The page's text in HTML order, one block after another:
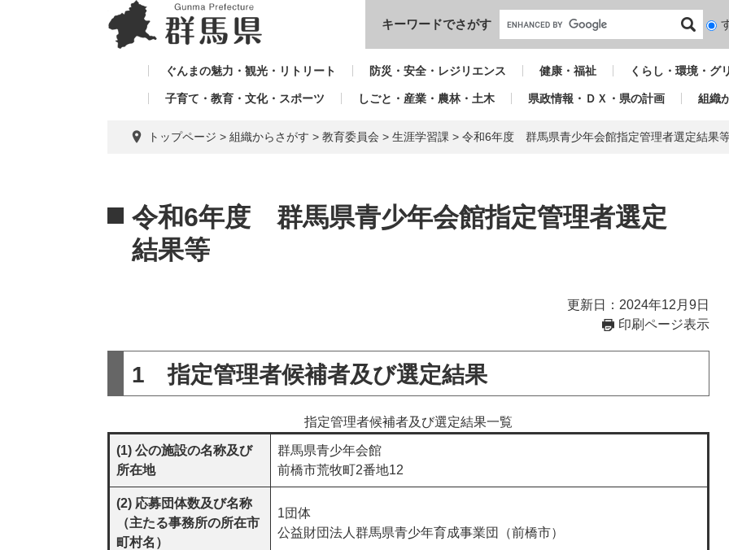
本文へ
キーワードでさがす
検
対
ぐんまの魅力・観光・リトリート 防災・安全・レジリエンス 健康・福祉 くらし・環境・グ
子育て・教育・文化・スポーツ しごと・産業・農林・土木 県政情報・ＤＸ・県の計画 組織
トップページ > 組織からさがす > 教育委員会 > 生涯学習課 > 令和6年度 群馬県青少年会館指定管理者選定結果
文
令和6年度 群馬県青少年会館指定管理者選定
結果等
更新日：2024年12月9日
印刷ページ表示
1 指定管理者候補者及び選定結果
指定管理者候補者及び選定結果一覧
(1) 公の施設の名称及び
所在地
群馬県青少年会館
​前橋市荒牧町2番地12
(2) 応募団体数及び名称
（主たる事務所の所在市
町村名）
1団体
​公益財団法人群馬県青少年育成事業団（前橋市）